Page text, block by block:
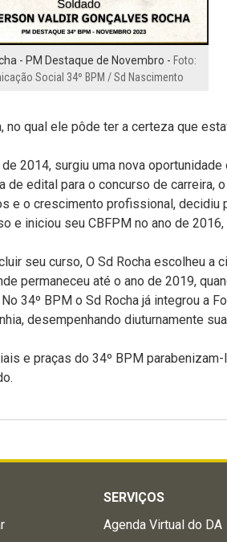
- PM Destaque de Novembro - Foto:
Social 34º BPM / Sd Nascimento
no qual ele pôde ter a certeza que
de 2014, surgiu uma nova
de edital para o concurso de carreira,
e o crescimento profissional, decidiu
e iniciou seu CBFPM no ano de
seu curso, O Sd Rocha escolheu a
permaneceu até o ano de 2019,
34º BPM o Sd Rocha já integrou a
desempenhando diuturnamente
e praças do 34º BPM
SERVIÇOS
Agenda Virtual do DA